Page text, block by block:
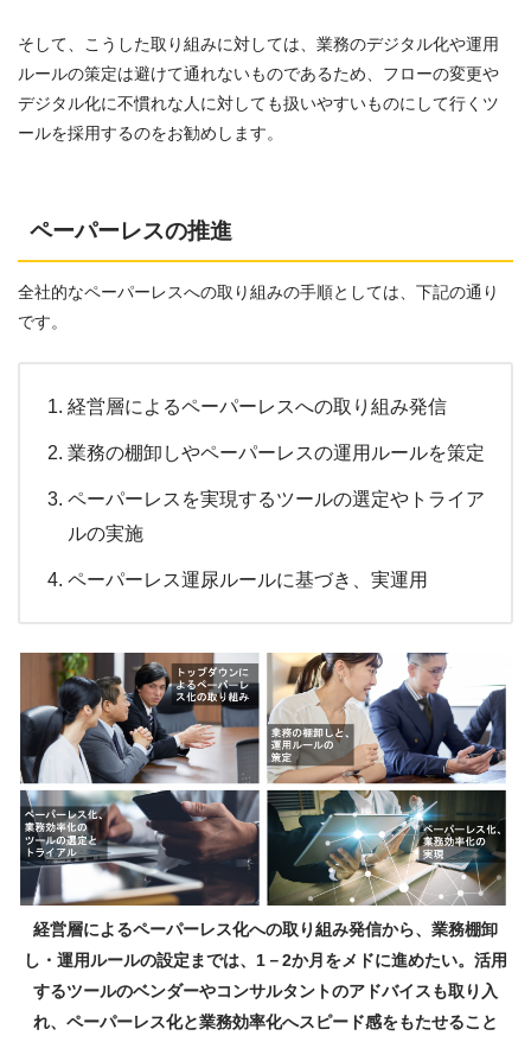
そして、こうした取り組みに対しては、業務のデジタル化や運用
ルールの策定は避けて通れないものであるため、フローの変更や
デジタル化に不慣れな人に対しても扱いやすいものにして行くツ
ールを採用するのをお勧めします。
ペーパーレスの推進
全社的なペーパーレスへの取り組みの手順としては、下記の通り
です。
経営層によるペーパーレスへの取り組み発信
業務の棚卸しやペーパーレスの運用ルールを策定
ペーパーレスを実現するツールの選定やトライア
ルの実施
ペーパーレス運尿ルールに基づき、実運用
経営層によるペーパーレス化への取り組み発信から、業務棚卸
し・運用ルールの設定までは、1－2か月をメドに進めたい。活用
するツールのベンダーやコンサルタントのアドバイスも取り入
れ、ペーパーレス化と業務効率化へスピード感をもたせること